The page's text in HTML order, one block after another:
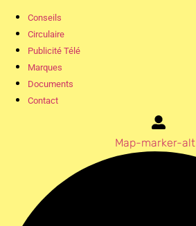
Conseils
Circulaire
Publicité Télé
Marques
Documents
Contact
Map-marker-alt